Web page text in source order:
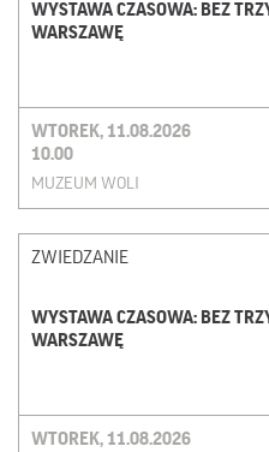
WYSTAWA CZASOWA: BEZ
WARSZAWĘ
WTOREK, 11.08.2026
10.00
MUZEUM WOLI
ZWIEDZANIE
WYSTAWA CZASOWA: BEZ
WARSZAWĘ
WTOREK, 11.08.2026